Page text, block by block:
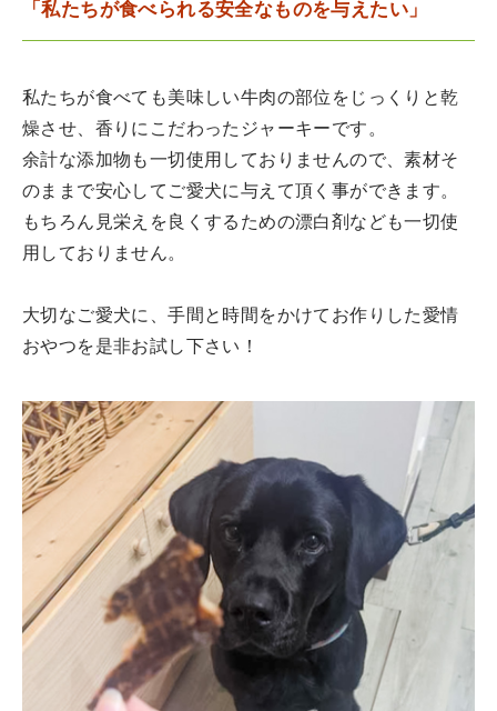
「私たちが食べられる安全なものを与えたい」
私たちが食べても美味しい牛肉の部位をじっくりと乾
燥させ、香りにこだわったジャーキーです。
余計な添加物も一切使用しておりませんので、素材そ
のままで安心してご愛犬に与えて頂く事ができます。
もちろん見栄えを良くするための漂白剤なども一切使
用しておりません。
大切なご愛犬に、手間と時間をかけてお作りした愛情
おやつを是非お試し下さい！